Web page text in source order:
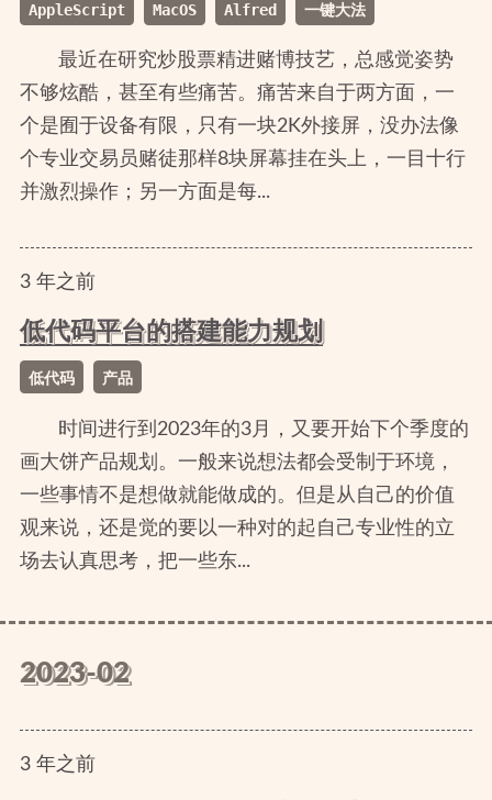
AppleScript MacOS Alfred 一键大法
最近在研究炒股票精进赌博技艺，总感觉姿势
不够炫酷，甚至有些痛苦。痛苦来自于两方面，一
个是囿于设备有限，只有一块2K外接屏，没办法像
个专业交易员赌徒那样8块屏幕挂在头上，一目十行
并激烈操作；另一方面是每...
3年之前
低代码平台的搭建能力规划
低代码 产品
时间进行到2023年的3月，又要开始下个季度的
画大饼产品规划。一般来说想法都会受制于环境，
一些事情不是想做就能做成的。但是从自己的价值
观来说，还是觉的要以一种对的起自己专业性的立
场去认真思考，把一些东...
2023-02
3年之前